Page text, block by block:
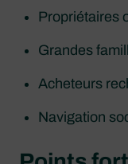
Propriétaires
Grandes
Acheteurs
Navigation